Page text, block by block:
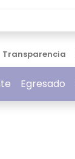
Transparencia
Egresado